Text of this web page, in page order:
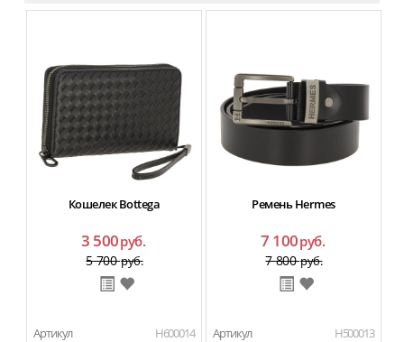
Кошелек Bottega
3 500руб.
5 700руб.
Артикул H600014
Ремень Hermes
7 100руб.
7 800руб.
Артикул H500013